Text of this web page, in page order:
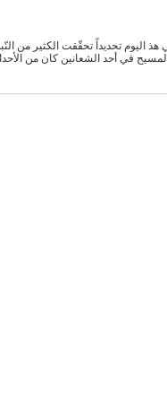
تحديداً تحقّقت الكثير من
أحد الشعانين كان من الأحداث